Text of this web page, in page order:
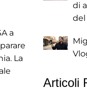
a
La
di
del
Articoli